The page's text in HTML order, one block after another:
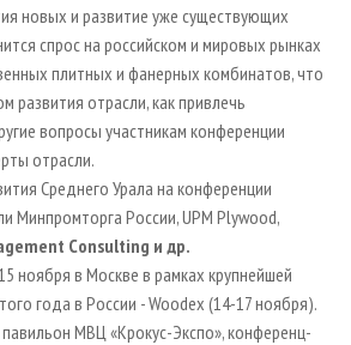
новых и развитие уже существующих
спрос на российском и мировых рынках
плитных и фанерных комбинатов, что
развития отрасли, как привлечь
вопросы участникам конференции
отрасли.
Среднего Урала на конференции
Минпромторга России, UPM Plywood,
Consulting и др.
ноября в Москве в рамках крупнейшей
года в России - Woodex (14-17 ноября).
МВЦ «Крокус-Экспо», конференц-